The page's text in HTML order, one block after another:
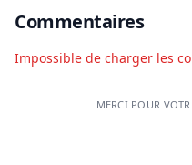
Commentaires
Impossible de charger les
MERCI POUR